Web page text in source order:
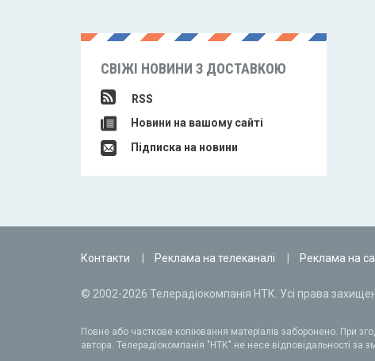
СВІЖІ НОВИНИ З ДОСТАВКОЮ
RSS
Новини на вашому сайті
Підписка на новини
Контакти Реклама на телеканалі Реклама на
© 2002-2026 Телерадіокомпанія НТК. Усі права
Повне або часткове копіювання матеріалів заборонено. При
автора. Телерадіокомпанія "НТК" не несе відповідальності за